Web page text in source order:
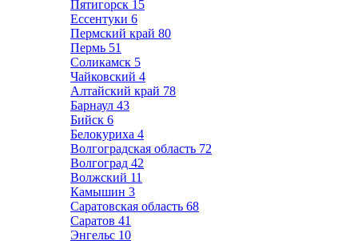
Пятигорск 15
Ессентуки 6
Пермский край 80
Пермь 51
Соликамск 5
Чайковский 4
Алтайский край 78
Барнаул 43
Бийск 6
Белокуриха 4
Волгоградская область 72
Волгоград 42
Волжский 11
Камышин 3
Саратовская область 68
Саратов 41
Энгельс 10